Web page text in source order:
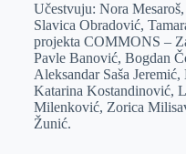
Učestvuju: Nora
Slavica Obradović,
projekta COMMONS –
Pavle Banović, Bogdan
Aleksandar Saša
Katarina Kostandinović,
Milenković, Zorica
Žunić.